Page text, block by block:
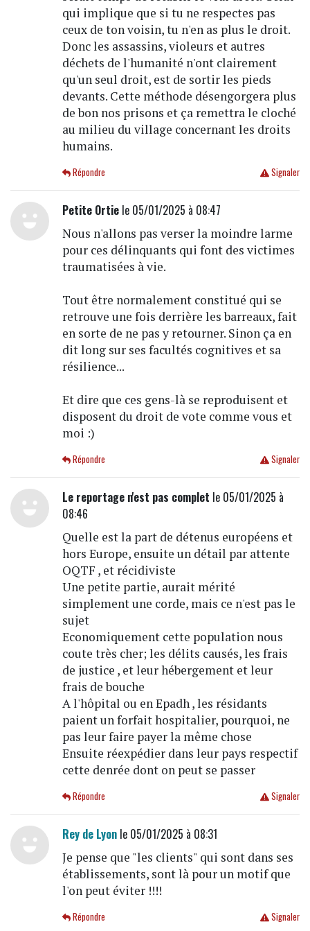
qui implique que si tu ne respectes pas
ceux de ton voisin, tu n'en as plus le droit.
Donc les assassins, violeurs et autres
déchets de l'humanité n'ont clairement
qu'un seul droit, est de sortir les pieds
devants. Cette méthode désengorgera plus
de bon nos prisons et ça remettra le cloché
au milieu du village concernant les droits
humains.
Signaler
Répondre
Petite Ortiele 05/01/2025 à 08:47
Nous n'allons pas verser la moindre larme
pour ces délinquants qui font des victimes
traumatisées à vie.
Tout être normalement constitué qui se
retrouve une fois derrière les barreaux, fait
en sorte de ne pas y retourner. Sinon ça en
dit long sur ses facultés cognitives et sa
résilience...
Et dire que ces gens-là se reproduisent et
disposent du droit de vote comme vous et
moi :)
Signaler
Répondre
Le reportage n'est pas complet le 05/01/2025 à
08:46
Quelle est la part de détenus européens et
hors Europe, ensuite un détail par attente
OQTF , et récidiviste
Une petite partie, aurait mérité
simplement une corde, mais ce n'est pas le
sujet
Economiquement cette population nous
coute très cher; les délits causés, les frais
de justice , et leur hébergement et leur
frais de bouche
A l'hôpital ou en Epadh , les résidants
paient un forfait hospitalier, pourquoi, ne
pas leur faire payer la même chose
Ensuite réexpédier dans leur pays respectif
cette denrée dont on peut se passer
Signaler
Répondre
Rey de Lyonle 05/01/2025 à 08:31
Je pense que "les clients" qui sont dans ses
établissements, sont là pour un motif que
l'on peut éviter !!!!
Signaler
Répondre